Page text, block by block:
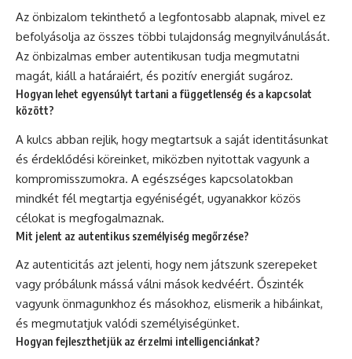
Az önbizalom tekinthető a legfontosabb alapnak, mivel ez
befolyásolja az összes többi tulajdonság megnyilvánulását.
Az önbizalmas ember autentikusan tudja megmutatni
magát, kiáll a határaiért, és pozitív energiát sugároz.
Hogyan lehet egyensúlyt tartani a függetlenség és a kapcsolat
között?
A kulcs abban rejlik, hogy megtartsuk a saját identitásunkat
és érdeklődési köreinket, miközben nyitottak vagyunk a
kompromisszumokra. A egészséges kapcsolatokban
mindkét fél megtartja egyéniségét, ugyanakkor közös
célokat is megfogalmaznak.
Mit jelent az autentikus személyiség megőrzése?
Az autenticitás azt jelenti, hogy nem játszunk szerepeket
vagy próbálunk mássá válni mások kedvéért. Őszinték
vagyunk önmagunkhoz és másokhoz, elismerik a hibáinkat,
és megmutatjuk valódi személyiségünket.
Hogyan fejleszthetjük az érzelmi intelligenciánkat?